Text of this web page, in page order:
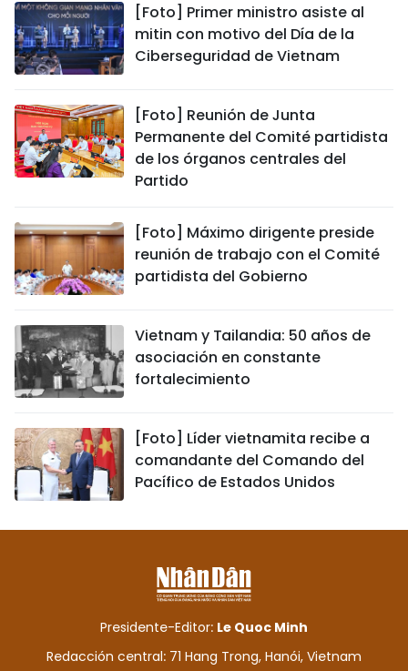
[Foto] Primer ministro asiste al
mitin con motivo del Día de la
Ciberseguridad de Vietnam
[Foto] Reunión de Junta
Permanente del Comité partidista
de los órganos centrales del
Partido
[Foto] Máximo dirigente preside
reunión de trabajo con el Comité
partidista del Gobierno
Vietnam y Tailandia: 50 años de
asociación en constante
fortalecimiento
[Foto] Líder vietnamita recibe a
comandante del Comando del
Pacífico de Estados Unidos
Presidente-Editor: Le Quoc Minh
Redacción central: 71 Hang Trong, Hanói, Vietnam